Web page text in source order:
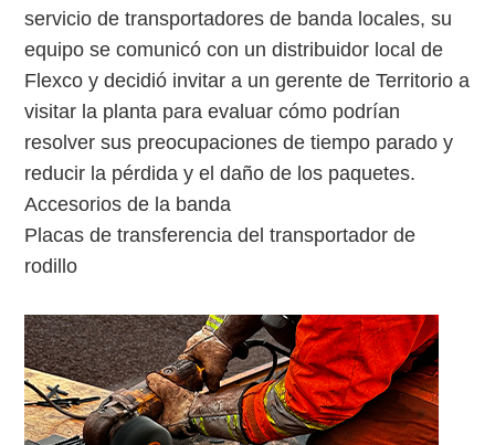
servicio de transportadores de banda locales, su
equipo se comunicó con un distribuidor local de
Flexco y decidió invitar a un gerente de Territorio a
visitar la planta para evaluar cómo podrían
resolver sus preocupaciones de tiempo parado y
reducir la pérdida y el daño de los paquetes.
Accesorios de la banda
Placas de transferencia del transportador de
rodillo